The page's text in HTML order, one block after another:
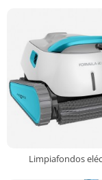
Limpiafondos